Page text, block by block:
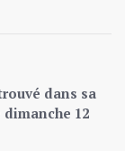
dans sa
12